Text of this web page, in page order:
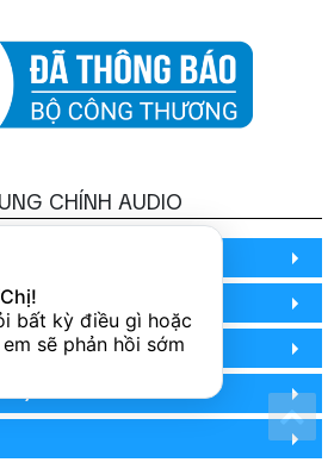
CHÍNH AUDIO
HÀNH)
bất kỳ điều gì hoặc
sẽ phản hồi sớm